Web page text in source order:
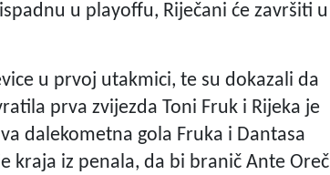
u playoffu, Riječani će završiti u
u prvoj utakmici, te su dokazali da
prva zvijezda Toni Fruk i Rijeka je
dalekometna gola Fruka i Dantasa
kraja iz penala, da bi branič Ante Oreč